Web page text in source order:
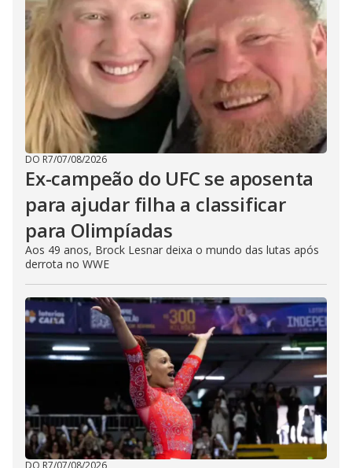
DO R7/07/08/2026
Ex-campeão do UFC se aposenta
para ajudar filha a classificar
para Olimpíadas
Aos 49 anos, Brock Lesnar deixa o mundo das lutas após
derrota no WWE
DO R7/07/08/2026